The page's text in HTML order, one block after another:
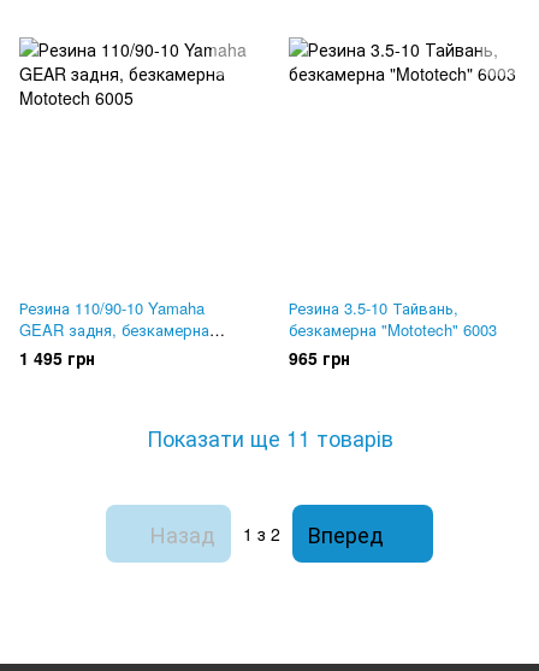
Резина 110/90-10 Yamaha
GEAR задня, безкамерна
Mototech 6005
1 495 грн
Резина 3.5-10 Тайвань,
безкамерна "Mototech" 6003
965 грн
Показати ще 11 товарів
Назад 1 з 2 Вперед